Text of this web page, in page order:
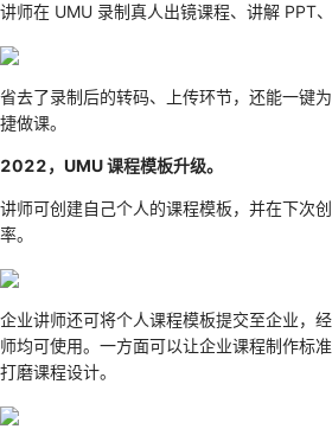
讲师在 UMU 录制真人出镜课程、讲解 PPT
省去了录制后的转码、上传环节，还能一键
捷做课。
2022，UMU 课程模板升级。
讲师可创建自己个人的课程模板，并在下次
率。
企业讲师还可将个人课程模板提交至企业，
师均可使用。一方面可以让企业课程制作标
打磨课程设计。